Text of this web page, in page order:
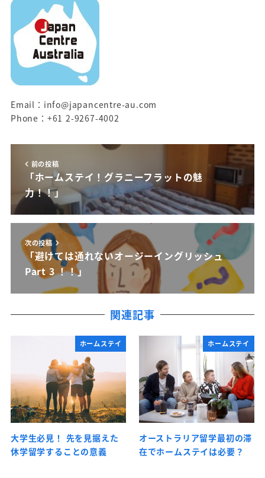
Email：info@japancentre-au.com
Phone：+61 2-9267-4002
前の投稿
「ホームステイ！グラニーフラットの魅
力！！」
次の投稿
「避けては通れないオージーイングリッシュ
Part 3 ！！」
関連記事
ホームステイ
大学生必見！ 先を見据えた
休学留学することの意義
ホームステイ
オーストラリア留学最初の滞
在でホームステイは必要？